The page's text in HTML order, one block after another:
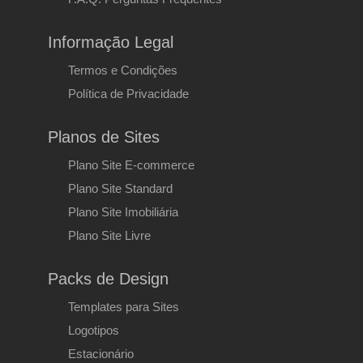
Categoria
Ordenação das listagens por nome, preço,
crescente ou decrescente
Sistema de comentários de produtos com
Intervalo de Preço
Processo de Compra
pagamento
Comunicados editáveis para notificação do
Informação Legal
Termos e Condições
Política de Privacidade
Planos de Sites
Plano Site E-commerce
Plano Site Standard
Plano Site Imobiliária
Plano Site Livre
Packs de Design
Templates para Sites
Logotipos
Estacionário